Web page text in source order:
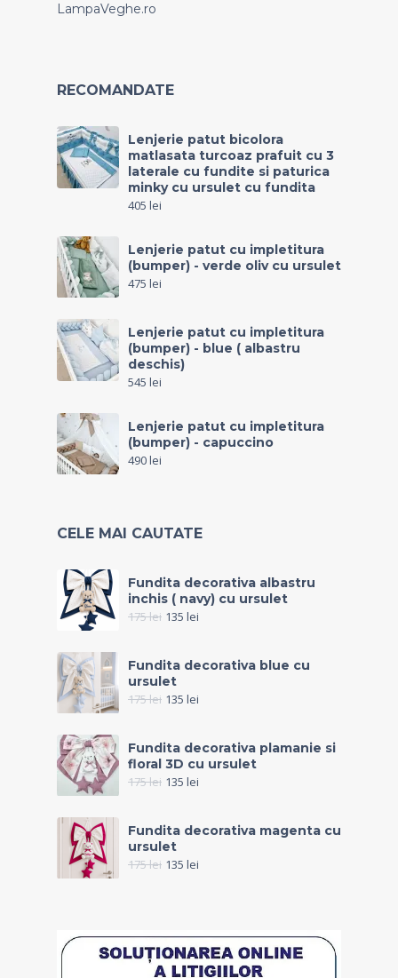
LampaVeghe.ro
RECOMANDATE
Lenjerie patut bicolora
matlasata turcoaz prafuit cu 3
laterale cu fundite si paturica
minky cu ursulet cu fundita
405 lei
Lenjerie patut cu impletitura
(bumper) - verde oliv cu ursulet
475 lei
Lenjerie patut cu impletitura
(bumper) - blue ( albastru
deschis)
545 lei
Lenjerie patut cu impletitura
(bumper) - capuccino
490lei
CELE MAI CAUTATE
Fundita decorativa albastru
inchis ( navy) cu ursulet
175lei 135 lei
Fundita decorativa blue cu
ursulet
175lei 135 lei
Fundita decorativa plamanie si
floral 3D cu ursulet
175lei 135 lei
Fundita decorativa magenta cu
ursulet
175lei 135 lei